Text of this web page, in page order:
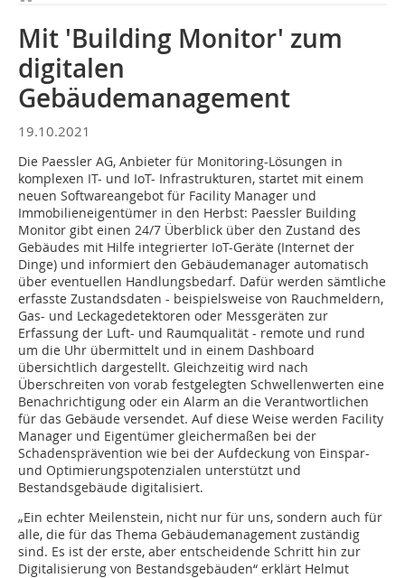
Mit 'Building Monitor' zum
digitalen
Gebäudemanagement
19.10.2021
Die Paessler AG, Anbieter für Monitoring-Lösungen in
komplexen IT- und IoT- Infrastrukturen, startet mit einem
neuen Softwareangebot für Facility Manager und
Immobilieneigentümer in den Herbst: Paessler Building
Monitor gibt einen 24/7 Überblick über den Zustand des
Gebäudes mit Hilfe integrierter IoT-Geräte (Internet der
Dinge) und informiert den Gebäudemanager automatisch
über eventuellen Handlungsbedarf. Dafür werden sämtliche
erfasste Zustandsdaten - beispielsweise von Rauchmeldern,
Gas- und Leckagedetektoren oder Messgeräten zur
Erfassung der Luft- und Raumqualität - remote und rund
um die Uhr übermittelt und in einem Dashboard
übersichtlich dargestellt. Gleichzeitig wird nach
Überschreiten von vorab festgelegten Schwellenwerten eine
Benachrichtigung oder ein Alarm an die Verantwortlichen
für das Gebäude versendet. Auf diese Weise werden Facility
Manager und Eigentümer gleichermaßen bei der
Schadensprävention wie bei der Aufdeckung von Einspar-
und Optimierungspotenzialen unterstützt und
Bestandsgebäude digitalisiert.
„Ein echter Meilenstein, nicht nur für uns, sondern auch für
alle, die für das Thema Gebäudemanagement zuständig
sind. Es ist der erste, aber entscheidende Schritt hin zur
Digitalisierung von Bestandsgebäuden“ erklärt Helmut